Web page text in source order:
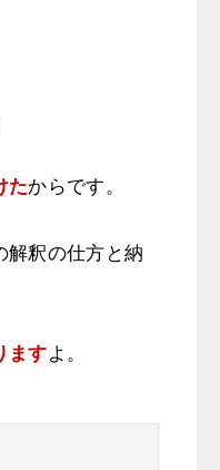
たからです。
解釈の仕方と納
ますよ。